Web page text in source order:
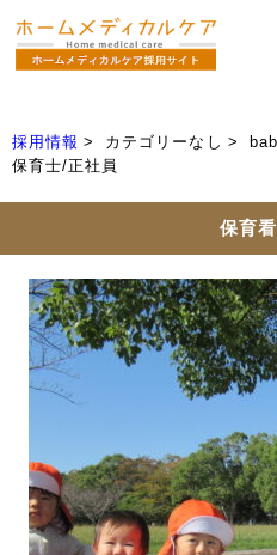
採用情報 カテゴリーなし
保育士/正社員
保育